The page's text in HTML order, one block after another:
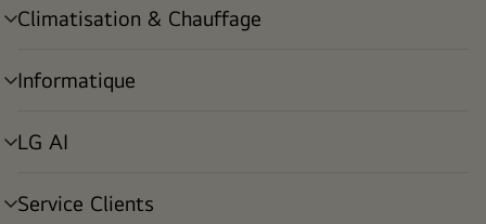
Climatisation & Chauffage
menu
Informatique
menu
LG AI
menu
Service Clients
menu